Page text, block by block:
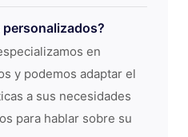
en
y podemos adaptar el
a sus necesidades
para hablar sobre su